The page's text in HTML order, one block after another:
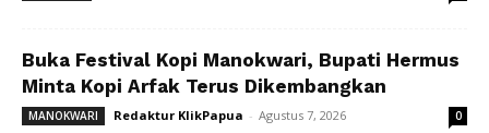
Buka Festival Kopi Manokwari, Bupati Hermus
Minta Kopi Arfak Terus Dikembangkan
MANOKWARI Redaktur KlikPapua - Agustus 7, 2026 0